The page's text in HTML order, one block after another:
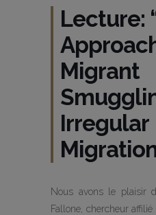
Lecture:
Migrant
Irregular
Nous avons le plaisir
Fallone, chercheur